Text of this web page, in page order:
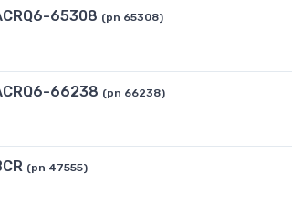
65308 (pn 65308)
66238 (pn 66238)
(pn 47555)